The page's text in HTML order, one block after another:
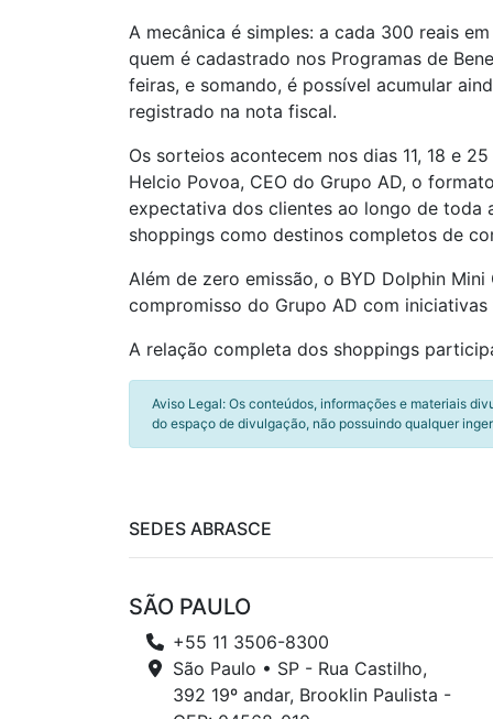
A mecânica é simples: a cada 300 reais
quem é cadastrado nos Programas de
feiras, e somando, é possível acumular
registrado na nota fiscal.
Os sorteios acontecem nos dias 11, 18 e
Helcio Povoa, CEO do Grupo AD, o
expectativa dos clientes ao longo de toda
shoppings como destinos completos de
Além de zero emissão, o BYD Dolphin
compromisso do Grupo AD com
A relação completa dos shoppings
Aviso Legal: Os conteúdos, informações e materiais
do espaço de divulgação, não possuindo qualquer
SEDES ABRASCE
SÃO PAULO
+55 11 3506-8300
São Paulo • SP - Rua Castilho,
392 19º andar, Brooklin Paulista -